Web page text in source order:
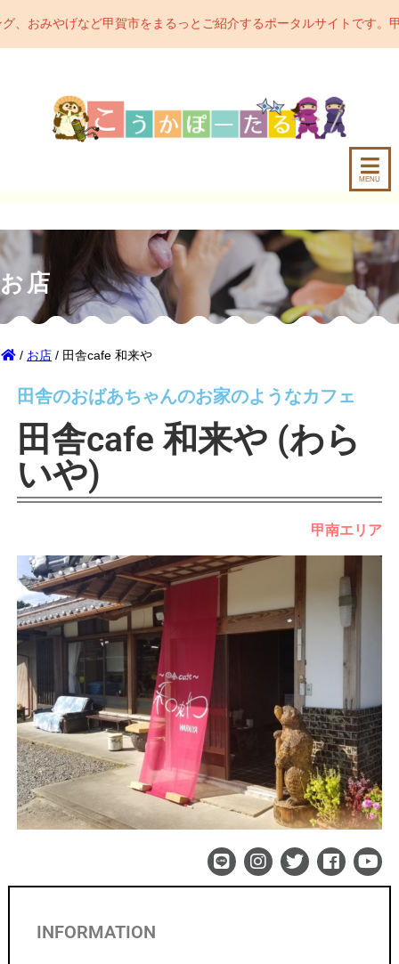
をまるっとご紹介するポータルサイトです。甲賀市の魅力を
MENU
お店
/ お店 / 田舎cafe 和来や
田舎のおばあちゃんのお家のようなカフェ
田舎cafe 和来や (わら
いや)
甲南エリア
INFORMATION